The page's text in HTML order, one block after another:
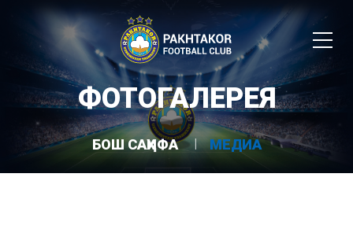
ФОТОГАЛЕРЕЯ
БОШ САҲИФА МЕДИА